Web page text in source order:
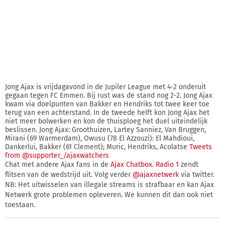
Jong Ajax is vrijdagavond in de Jupiler League met 4-2 onderuit
gegaan tegen FC Emmen. Bij rust was de stand nog 2-2. Jong Ajax
kwam via doelpunten van Bakker en Hendriks tot twee keer toe
terug van een achterstand. In de tweede helft kon Jong Ajax het
niet meer bolwerken en kon de thuisploeg het duel uiteindelijk
beslissen. Jong Ajax: Groothuizen, Lartey Sanniez, Van Bruggen,
Mirani (69 Warmerdam), Owusu (78 El Azzouzi): El Mahdioui,
Dankerlui, Bakker (61 Clement); Muric, Hendriks, Acolatse Tweets
from @supporter_/ajaxwatchers
Chat met andere Ajax fans in de Ajax Chatbox. Radio 1 zendt
flitsen van de wedstrijd uit. Volg verder @ajaxnetwerk via twitter.
NB: Het uitwisselen van illegale streams is strafbaar en kan Ajax
Netwerk grote problemen opleveren. We kunnen dit dan ook niet
toestaan.